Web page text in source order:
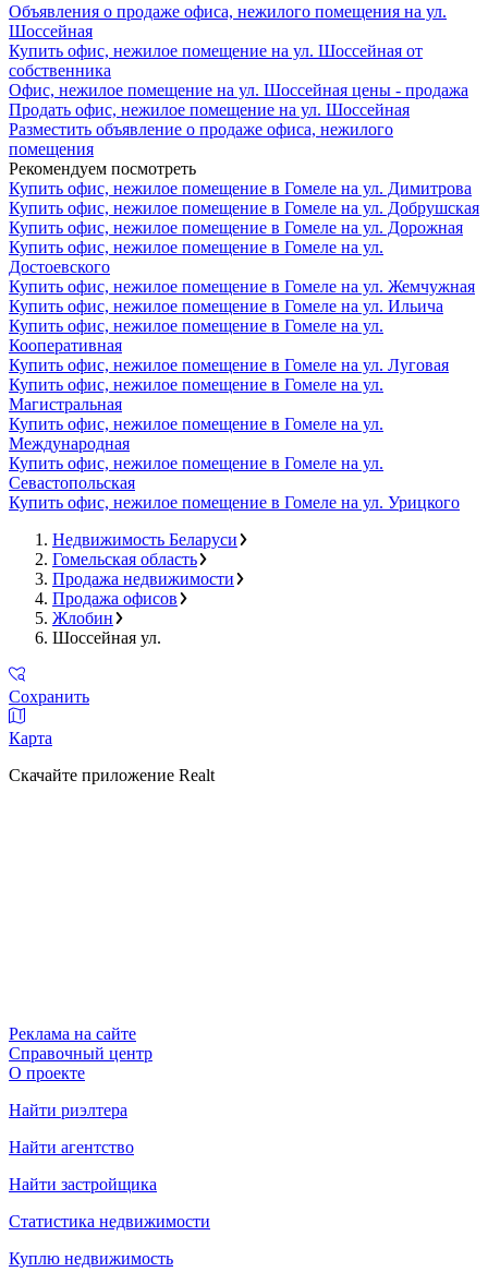
Объявления о продаже офиса, нежилого помещения на ул.
Шоссейная
Купить офис, нежилое помещение на ул. Шоссейная от
собственника
Офис, нежилое помещение на ул. Шоссейная цены - продажа
Продать офис, нежилое помещение на ул. Шоссейная
Разместить объявление о продаже офиса, нежилого
помещения
Рекомендуем посмотреть
Купить офис, нежилое помещение в Гомеле на ул. Димитрова
Купить офис, нежилое помещение в Гомеле на ул. Добрушская
Купить офис, нежилое помещение в Гомеле на ул. Дорожная
Купить офис, нежилое помещение в Гомеле на ул.
Достоевского
Купить офис, нежилое помещение в Гомеле на ул. Жемчужная
Купить офис, нежилое помещение в Гомеле на ул. Ильича
Купить офис, нежилое помещение в Гомеле на ул.
Кооперативная
Купить офис, нежилое помещение в Гомеле на ул. Луговая
Купить офис, нежилое помещение в Гомеле на ул.
Магистральная
Купить офис, нежилое помещение в Гомеле на ул.
Международная
Купить офис, нежилое помещение в Гомеле на ул.
Севастопольская
Купить офис, нежилое помещение в Гомеле на ул. Урицкого
Недвижимость Беларуси
Гомельская область
Продажа недвижимости
Продажа офисов
Жлобин
Шоссейная ул.
Сохранить
Карта
Скачайте приложение Realt
Реклама на сайте
Справочный центр
О проекте
Найти риэлтера
Найти агентство
Найти застройщика
Статистика недвижимости
Куплю недвижимость